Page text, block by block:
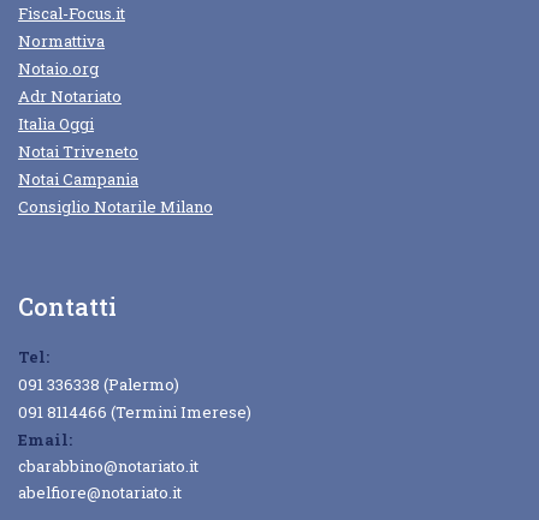
Fiscal-Focus.it
Normattiva
Notaio.org
Adr Notariato
Italia Oggi
Notai Triveneto
Notai Campania
Consiglio Notarile Milano
Contatti
Tel:
091 336338 (Palermo)
091 8114466 (Termini Imerese)
Email:
cbarabbino@notariato.it
abelfiore@notariato.it